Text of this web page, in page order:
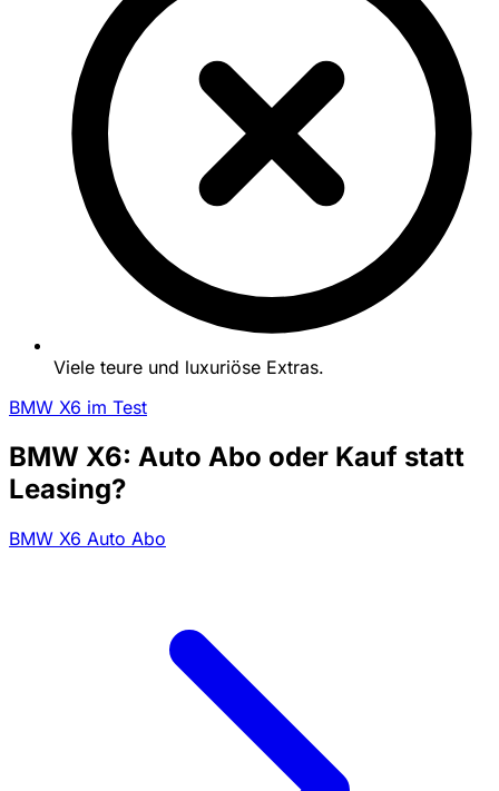
Viele teure und luxuriöse Extras.
BMW X6 im Test
BMW X6: Auto Abo oder Kauf statt
Leasing?
BMW X6 Auto Abo